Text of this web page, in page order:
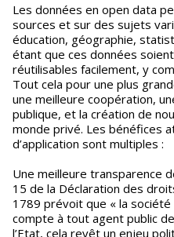
Les données en open data
sources et sur des sujets
éducation, géographie,
étant que ces données
réutilisables facilement, y
Tout cela pour une plus
une meilleure coopération,
publique, et la création de
monde privé. Les bénéfices
d’application sont multiples :
Une meilleure transparence
15 de la Déclaration des
1789 prévoit que « la
compte à tout agent public
l’Etat, cela revêt un enjeu